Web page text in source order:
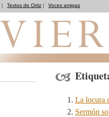
| Textos de Ortiz | Voces amigas
La locura
Sermón